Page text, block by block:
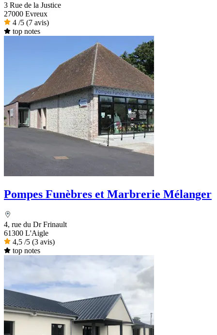
3 Rue de la Justice
27000 Evreux
4 /5 (7 avis)
top notes
Pompes Funèbres et Marbrerie Mélanger
4, rue du Dr Frinault
61300 L'Aigle
4,5 /5 (3 avis)
top notes